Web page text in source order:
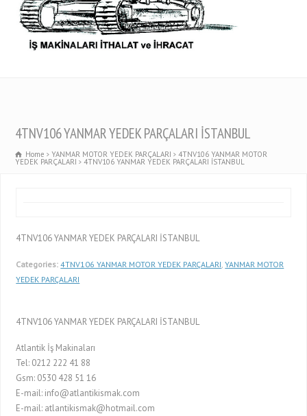
4TNV106 YANMAR YEDEK PARÇALARI İSTANBUL
Home YANMAR MOTOR YEDEK PARÇALARI 4TNV106 YANMAR MOTOR
YEDEK PARÇALARI 4TNV106 YANMAR YEDEK PARÇALARI İSTANBUL
4TNV106 YANMAR YEDEK PARÇALARI İSTANBUL
Categories: 4TNV106 YANMAR MOTOR YEDEK PARÇALARI ,YANMAR MOTOR
YEDEK PARÇALARI
4TNV106 YANMAR YEDEK PARÇALARI İSTANBUL
Atlantik İş Makinaları
Tel: 0212 222 41 88
Gsm: 0530 428 51 16
E-mail: info@atlantikismak.com
E-mail: atlantikismak@hotmail.com